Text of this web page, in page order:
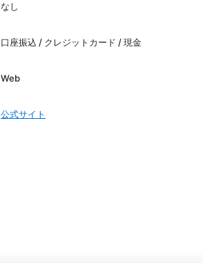
なし
口座振込 / クレジットカード / 現金
Web
公式サイト